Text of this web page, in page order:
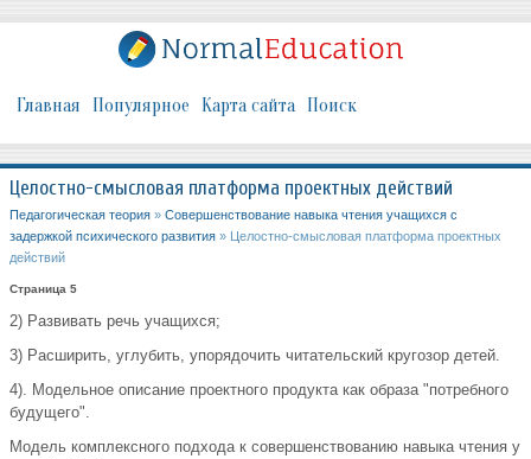
Главная Популярное Карта сайта Поиск
Целостно-смысловая платформа проектных действий
Педагогическая теория » Совершенствование навыка чтения учащихся с
задержкой психического развития » Целостно-смысловая платформа проектных
действий
Страница 5
2) Развивать речь учащихся;
3) Расширить, углубить, упорядочить читательский кругозор детей.
4). Модельное описание проектного продукта как образа "потребного
будущего".
Модель комплексного подхода к совершенствованию навыка чтения у